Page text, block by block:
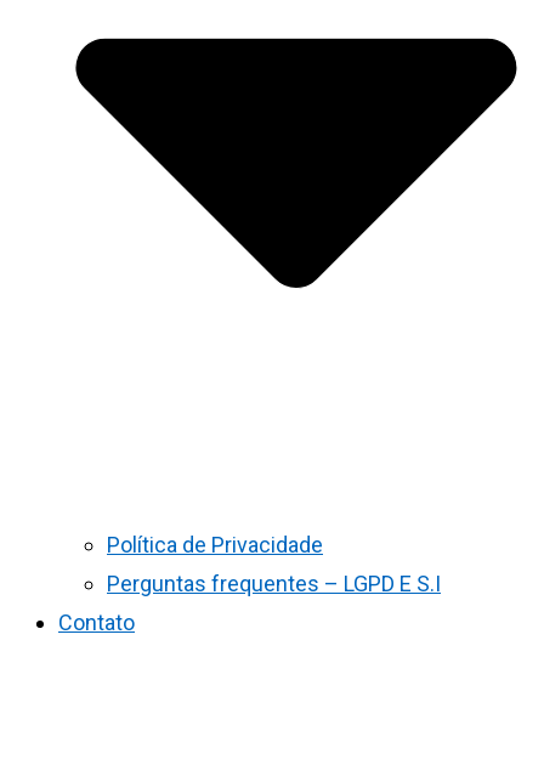
Política de Privacidade
Perguntas frequentes – LGPD E S.I
Contato